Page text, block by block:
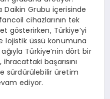
Daikin Grubu içerisinde
cihazlarının tek
gösterirken, Türkiye’yi
lojistik üssü konumuna
Türkiye’nin dört bir
başarısını
sürdürülebilir üretim
ediyor.